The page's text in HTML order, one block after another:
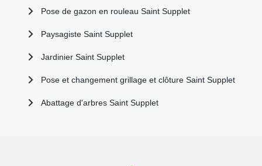
Pose de gazon en rouleau Saint Supplet
Paysagiste Saint Supplet
Jardinier Saint Supplet
Pose et changement grillage et clôture Saint Supplet
Abattage d'arbres Saint Supplet